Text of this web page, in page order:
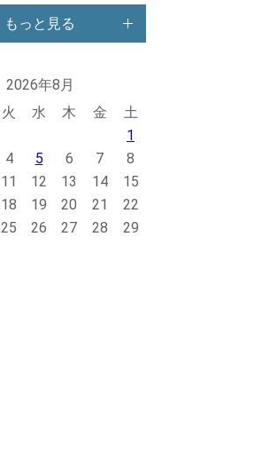
もっと見る
2026年8月
火 水 木 金
土
1
4 5 6 7
8
11 12 13 14
15
18 19 20 21
22
25 26 27 28
29